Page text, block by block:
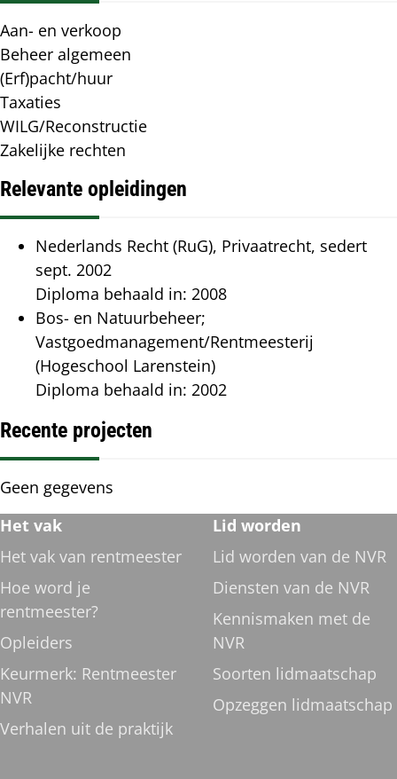
Specialisme(n)
Aan- en verkoop
Beheer algemeen
(Erf)pacht/huur
Taxaties
WILG/Reconstructie
Zakelijke rechten
Relevante opleidingen
Relevante
opleidingen
Nederlands Recht (RuG), Privaatrecht, sedert
sept. 2002
Diploma behaald in: 2008
Bos- en Natuurbeheer;
Vastgoedmanagement/Rentmeesterij
(Hogeschool Larenstein)
Diploma behaald in: 2002
Recente projecten
Recente
projecten
Geen gegevens
Footer
navigatie
Het vak
Het vak van rentmeester
Hoe word je
rentmeester?
Opleiders
Keurmerk: Rentmeester
NVR
Verhalen uit de praktijk
Lid worden
Lid worden van de NVR
Diensten van de NVR
Kennismaken met de
NVR
Soorten lidmaatschap
Opzeggen lidmaatschap